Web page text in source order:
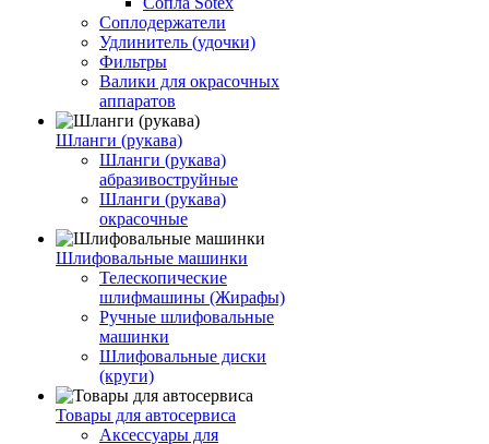
Соплодержатели
Удлинитель (удочки)
Фильтры
Валики для окрасочных
аппаратов
Шланги (рукава)
Шланги (рукава)
абразивоструйные
Шланги (рукава)
окрасочные
Шлифовальные машинки
Телескопические
шлифмашины (Жирафы)
Ручные шлифовальные
машинки
Шлифовальные диски
(круги)
Товары для автосервиса
Аксессуары для